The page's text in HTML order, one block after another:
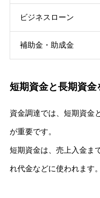
ビジネスローン
補助金・助成金
短期資金と長期資金
資金調達では、短期資金
が重要です。
短期資金は、売上入金ま
れ代金などに使われます。